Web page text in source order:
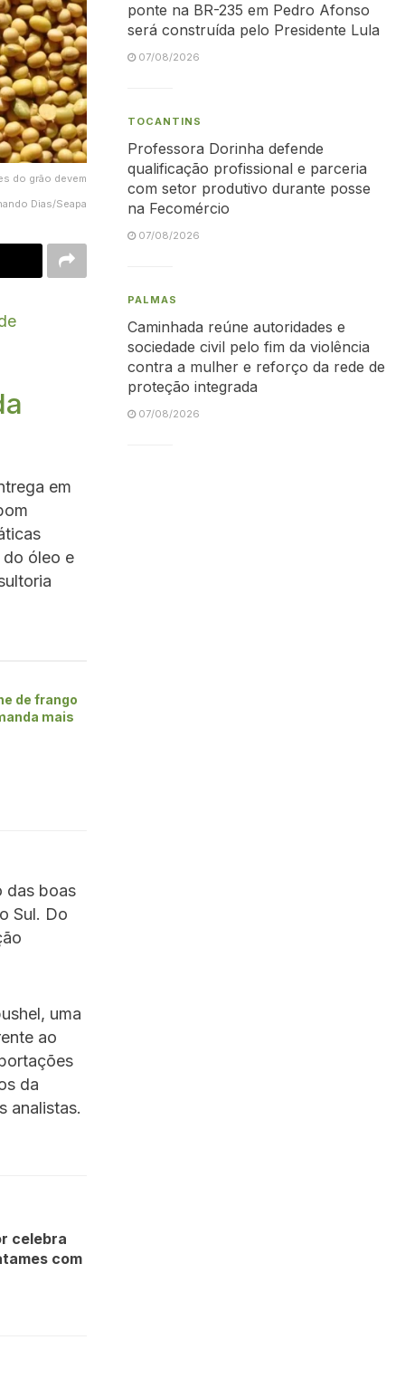
do grão devem
Dias/Seapa
em
óleo e
de frango
mais
das boas
Sul. Do
uma
ao
da
analistas.
celebra
com
ponte na BR-235 em Pedro Afonso
será construída pelo Presidente Lula
07/08/2026
TOCANTINS
Professora Dorinha defende
qualificação profissional e parceria
com setor produtivo durante posse
na Fecomércio
07/08/2026
PALMAS
Caminhada reúne autoridades e
sociedade civil pelo fim da violência
contra a mulher e reforço da rede de
proteção integrada
07/08/2026